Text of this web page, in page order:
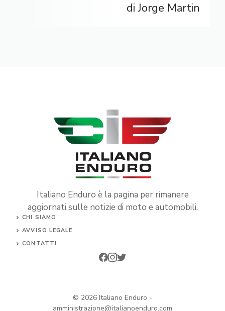
di Jorge Martin
Italiano Enduro è la pagina per rimanere
aggiornati sulle notizie di moto e automobili.
CHI SIAMO
AVVISO LEGALE
CONTATTI
© 2026 Italiano Enduro -
amministrazione@italianoenduro.com